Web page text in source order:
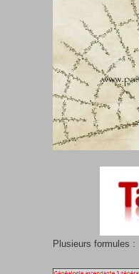
Plusieurs formules :